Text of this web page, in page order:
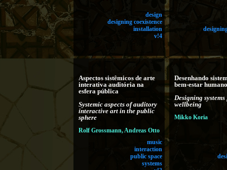
design
designing coexistence
installation
v!4
Aspectos sistêmicos de arte
interativa auditória na
esfera pública
Systemic aspects of auditory
interactive art in the public
sphere
Rolf Grossmann, Andreas Otto
music
interaction
public space
systems
Desenhando
bem-estar humano
Designing
wellbeing
Mikko Koria